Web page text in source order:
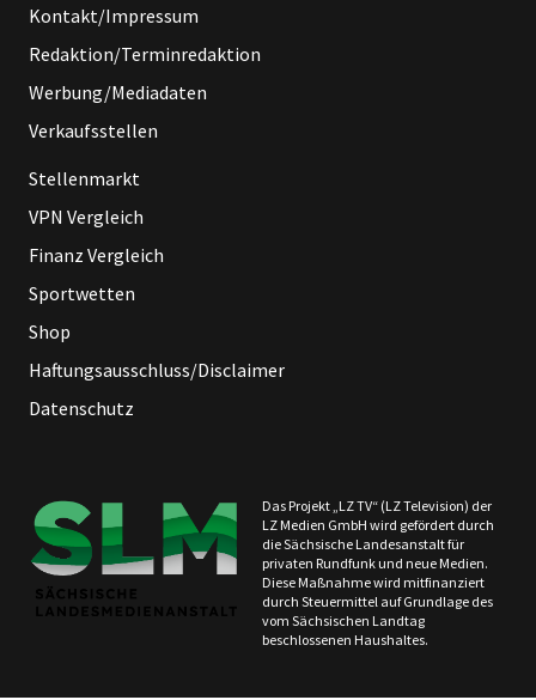
Kontakt/Impressum
Redaktion/Terminredaktion
Werbung/Mediadaten
Verkaufsstellen
Stellenmarkt
VPN Vergleich
Finanz Vergleich
Sportwetten
Shop
Haftungsausschluss/Disclaimer
Datenschutz
Das Projekt „LZ TV“ (LZ Television) der
LZ Medien GmbH wird gefördert durch
die Sächsische Landesanstalt für
privaten Rundfunk und neue Medien.
Diese Maßnahme wird mitfinanziert
durch Steuermittel auf Grundlage des
vom Sächsischen Landtag
beschlossenen Haushaltes.